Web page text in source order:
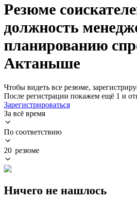
Резюме
должность
планированию
Актаныше
Чтобы видеть все резюме,
После регистрации покажем ещё 1 и
Зарегистрироваться
За всё время
По соответствию
20 резюме
Ничего не нашлось